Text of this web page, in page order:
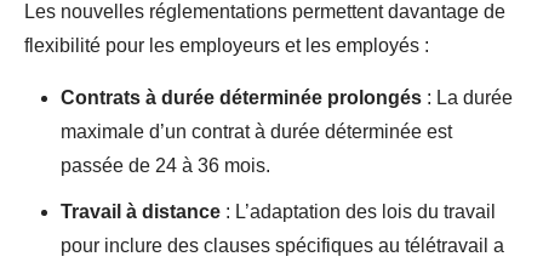
Les nouvelles réglementations permettent davantage de
flexibilité pour les employeurs et les employés :
Contrats à durée déterminée prolongés : La durée
maximale d’un contrat à durée déterminée est
passée de 24 à 36 mois.
Travail à distance : L’adaptation des lois du travail
pour inclure des clauses spécifiques au télétravail a